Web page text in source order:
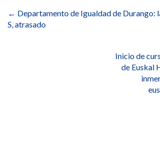
de
entradas
← Departamento de Igualdad de Durango:
S, atrasado
Inicio de
de Euskal